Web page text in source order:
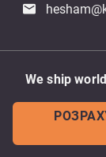
We ship